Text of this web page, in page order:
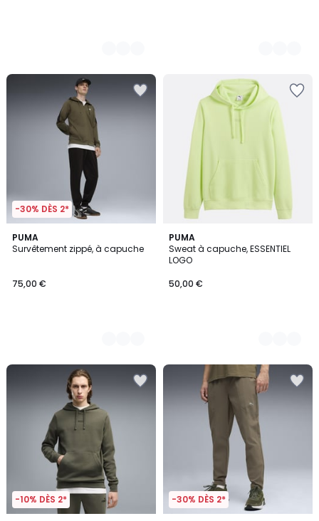
-30% DÈS 2*
PUMA
Survêtement zippé, à capuche
75,00 €
3
Couleurs
PUMA
Sweat à capuche, ESSENTIEL
LOGO
50,00 €
5
Couleurs
-10% DÈS 2* -30% DÈS 2*